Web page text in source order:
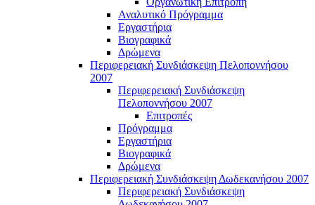
Αναλυτικό Πρόγραμμα
Εργαστήρια
Βιογραφικά
Δρώμενα
Περιφερειακή Συνδιάσκεψη Πελοποννήσου
2007
Περιφερειακή Συνδιάσκεψη
Πελοποννήσου 2007
Επιτροπές
Πρόγραμμα
Εργαστήρια
Βιογραφικά
Δρώμενα
Περιφερειακή Συνδιάσκεψη Δωδεκανήσου 2007
Περιφερειακή Συνδιάσκεψη